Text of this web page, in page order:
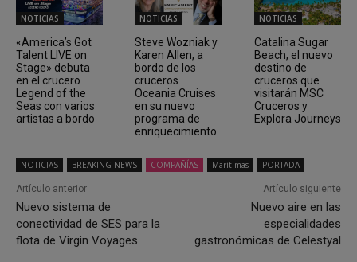
NOTICIAS
«America’s Got
Talent LIVE on
Stage» debuta
en el crucero
Legend of the
Seas con varios
artistas a bordo
NOTICIAS
Steve Wozniak y
Karen Allen, a
bordo de los
cruceros
Oceania Cruises
en su nuevo
programa de
enriquecimiento
NOTICIAS
Catalina Sugar
Beach, el nuevo
destino de
cruceros que
visitarán MSC
Cruceros y
Explora Journeys
NOTICIAS BREAKING NEWS COMPAÑÍAS Marítimas PORTADA
Artículo anterior
Nuevo sistema de
conectividad de SES para la
flota de Virgin Voyages
Artículo siguiente
Nuevo aire en las
especialidades
gastronómicas de Celestyal